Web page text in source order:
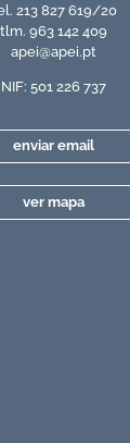
213 827 619/20
tlm. 963 142 409
apei@apei.pt
NIF: 501 226 737
enviar email
ver mapa